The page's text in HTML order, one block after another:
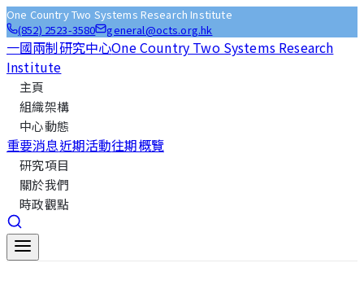
One Country Two Systems Research Institute
(852) 2523-3580
general@octs.org.hk
一國兩制研究中心One Country Two Systems Research
Institute
主頁
組織架構
中心動態
重要消息近期活動往期概覽
研究項目
關於我們
時政觀點